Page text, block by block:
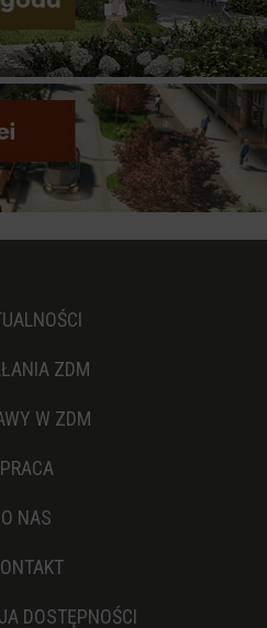
ZDM
W ZDM
PRACA
O NAS
DOSTĘPNOŚCI